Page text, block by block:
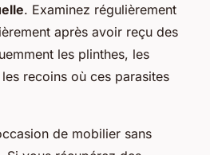
. Examinez régulièrement
après avoir reçu des
les plinthes, les
recoins où ces parasites
de mobilier sans